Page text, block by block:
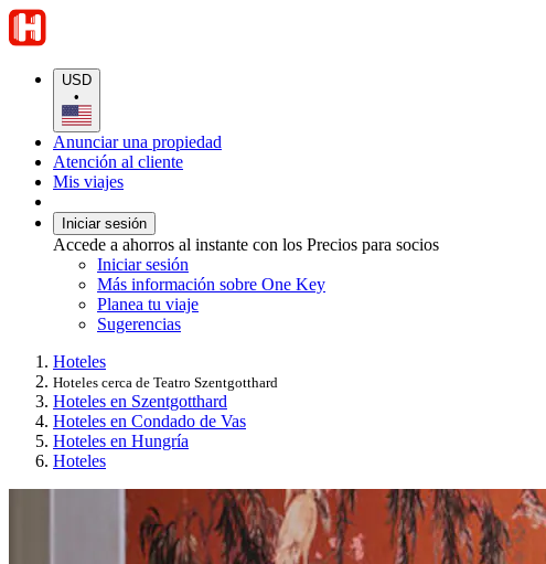
USD
•
Anunciar una propiedad
Atención al cliente
Mis viajes
Iniciar sesión
Accede a ahorros al instante con los Precios para socios
Iniciar sesión
Más información sobre One Key
Planea tu viaje
Sugerencias
Hoteles
Hoteles cerca de Teatro Szentgotthard
Hoteles en Szentgotthard
Hoteles en Condado de Vas
Hoteles en Hungría
Hoteles